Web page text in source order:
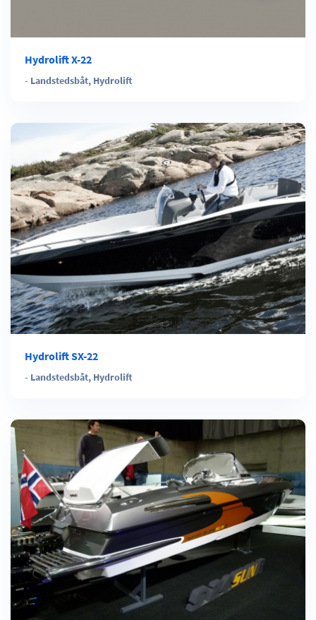
Hydrolift X-22
- Landstedsbåt, Hydrolift
Hydrolift SX-22
- Landstedsbåt, Hydrolift